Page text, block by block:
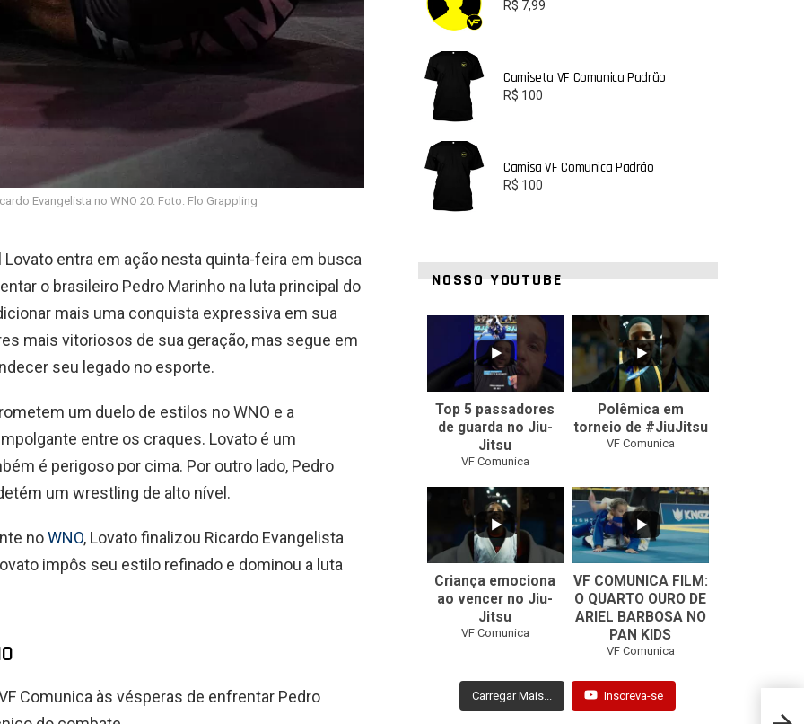
Evangelista no WNO 20. Foto: Flo Grappling
Lovato entra em ação nesta quinta-feira em busca
o brasileiro Pedro Marinho na luta principal do
mais uma conquista expressiva em sua
mais vitoriosos de sua geração, mas segue em
seu legado no esporte.
um duelo de estilos no WNO e a
entre os craques. Lovato é um
é perigoso por cima. Por outro lado, Pedro
um wrestling de alto nível.
noWNO, Lovato finalizou Ricardo Evangelista
impôs seu estilo refinado e dominou a luta
Comunica às vésperas de enfrentar Pedro
R$ 7,99
Camiseta VF Comunica Padrão
R$ 100
Camisa VF Comunica Padrão
R$ 100
NOSSO YOUTUBE
1
Top 5 passadores
de guarda no Jiu-
Jitsu
VF Comunica
47 1
Polêmica em
torneio de #JiuJitsu
VF Comunica
0
Criança emociona
ao vencer no Jiu-
Jitsu
VF Comunica
...
0
VF COMUNICA FILM:
O QUARTO OURO DE
ARIEL BARBOSA NO
PAN KIDS
VF Comunica
Carregar Mais... Inscreva-se